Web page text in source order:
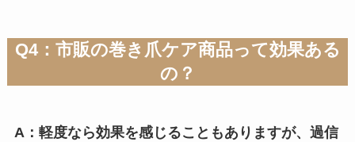
Q4：市販の巻き爪ケア商品って効果ある
の？
A：軽度なら効果を感じることもありますが、過信